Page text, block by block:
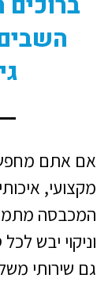
אם אתם
מקצועי,
המכבסה
וניקוי יבש
גם שירותי